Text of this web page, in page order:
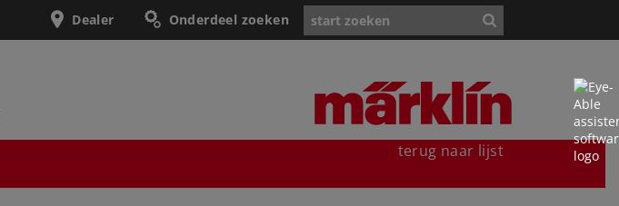
Onderdeel zoeken
Dealer
terug naar lijst